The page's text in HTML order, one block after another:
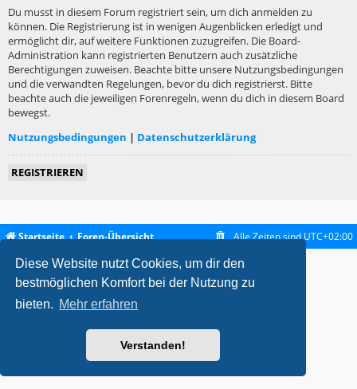
Diese Website nutzt Cookies, um dir den
bestmöglichen Komfort bei der Nutzung zu
bieten. Mehr erfahren
Verstanden!
Du musst in diesem Forum registriert sein, um dich anmelden zu
können. Die Registrierung ist in wenigen Augenblicken erledigt und
ermöglicht dir, auf weitere Funktionen zuzugreifen. Die Board-
Administration kann registrierten Benutzern auch zusätzliche
Berechtigungen zuweisen. Beachte bitte unsere Nutzungsbedingungen
und die verwandten Regelungen, bevor du dich registrierst. Bitte
beachte auch die jeweiligen Forenregeln, wenn du dich in diesem Board
bewegst.
Nutzungsbedingungen | Datenschutzerklärung
REGISTRIEREN
Startseite Foren-Übersicht Alle Zeiten sindUTC+02:00
metrolike style byEric SeguinUpdated for phpBB3.2 by
Powered byphpBB ® Forum Software © phpBB Limited
phpBB.de
Datenschutz